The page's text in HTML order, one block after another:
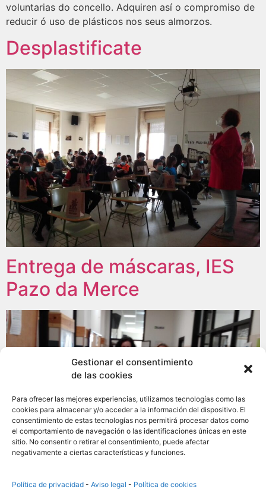
Gestionar el consentimiento
de las cookies
Para ofrecer las mejores experiencias, utilizamos tecnologías como las
cookies para almacenar y/o acceder a la información del dispositivo. El
consentimiento de estas tecnologías nos permitirá procesar datos como
el comportamiento de navegación o las identificaciones únicas en este
sitio. No consentir o retirar el consentimiento, puede afectar
negativamente a ciertas características y funciones.
Política de privacidad - Aviso legal - Política de cookies
voluntarias do concello. Adquiren así o compromiso de
reducir ó uso de plásticos nos seus almorzos.
Desplastificate
Entrega de máscaras, IES
Pazo da Merce